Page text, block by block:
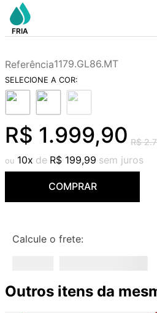
Referência1179.GL86.MT
R$ 1.999,90 R$ 2.
10 R$ 199,99
COMPRAR
Calcule o frete:
Outros itens da
7º
8º
deca you
9º
cobre escovado
10º grafite escovado